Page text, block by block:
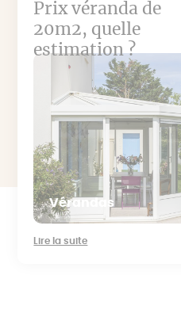
Prix véranda de
20m2, quelle
estimation ?
Vérandas
Lire la suite